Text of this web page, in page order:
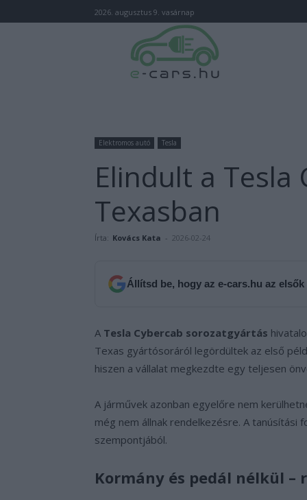
2026. augusztus 9. vasárnap
Elektromos autó Tesla
Elindult a Tesla
Texasban
Írta: Kovács Kata - 2026-02-24
Állítsd be, hogy az e-cars.hu az
A Tesla Cybercab sorozatgyártás
Texas gyártósoráról legördültek az első
hiszen a vállalat megkezdte egy teljesen
A járművek azonban egyelőre nem
még nem állnak rendelkezésre. A tanúsítási
szempontjából.
Kormány és pedál nélkül